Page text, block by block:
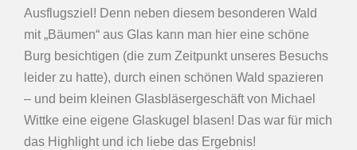
Ausflugsziel! Denn neben diesem besonderen Wald
mit „Bäumen“ aus Glas kann man hier eine schöne
Burg besichtigen (die zum Zeitpunkt unseres Besuchs
leider zu hatte), durch einen schönen Wald spazieren
– und beim kleinen Glasbläsergeschäft von Michael
Wittke eine eigene Glaskugel blasen! Das war für mich
das Highlight und ich liebe das Ergebnis!